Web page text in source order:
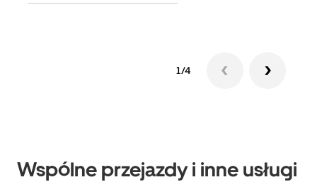
1/4
Wspólne przejazdy i inne usługi